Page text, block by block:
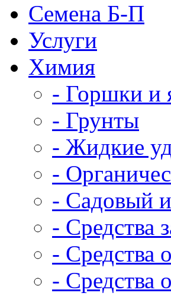
Семена Б-П
Услуги
Химия
- Горшки и
- Грунты
- Жидкие
-
- Садовый
- Средства
- Средства
- Средства